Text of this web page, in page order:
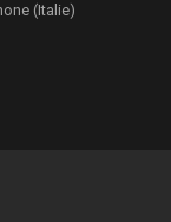
(Italie)